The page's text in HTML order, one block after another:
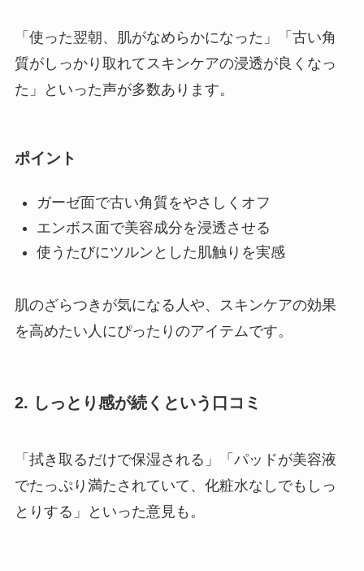
「使った翌朝、肌がなめらかになった」「古い角
質がしっかり取れてスキンケアの浸透が良くなっ
た」といった声が多数あります。
ポイント
ガーゼ面で古い角質をやさしくオフ
エンボス面で美容成分を浸透させる
使うたびにツルンとした肌触りを実感
肌のざらつきが気になる人や、スキンケアの効果
を高めたい人にぴったりのアイテムです。
2. しっとり感が続くという口コミ
「拭き取るだけで保湿される」「パッドが美容液
でたっぷり満たされていて、化粧水なしでもしっ
とりする」といった意見も。